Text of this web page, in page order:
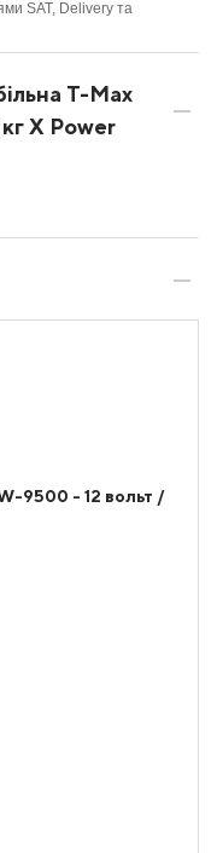
SAT, Delivery та
T-Max
X Power
9500 - 12 вольт /